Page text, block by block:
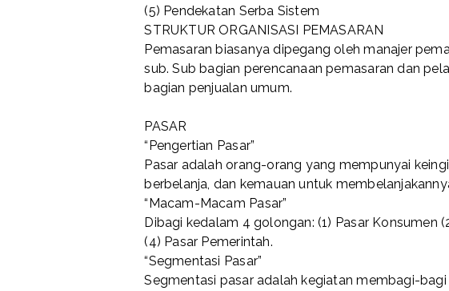
(5) Pendekatan Serba Sistem
STRUKTUR ORGANISASI PEMASARAN
Pemasaran biasanya dipegang oleh manajer
sub. Sub bagian perencanaan pemasaran dan
bagian penjualan umum.
PASAR
“Pengertian Pasar”
Pasar adalah orang-orang yang mempunyai
berbelanja, dan kemauan untuk
“Macam-Macam Pasar”
Dibagi kedalam 4 golongan: (1) Pasar Konsumen
(4) Pasar Pemerintah.
“Segmentasi Pasar”
Segmentasi pasar adalah kegiatan membagi-